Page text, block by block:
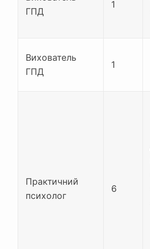
ГПД
1
Вихователь
ГПД
1
Практичний
психолог
6